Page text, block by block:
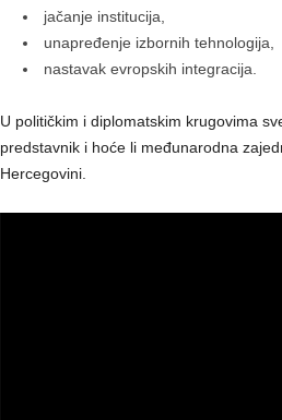
jačanje institucija,
unapređenje izbornih tehnologija,
nastavak evropskih integracija.
U političkim i diplomatskim krugovima
predstavnik i hoće li međunarodna
Hercegovini.